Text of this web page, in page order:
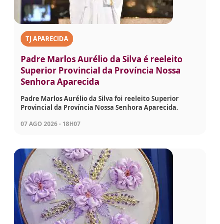
TJ APARECIDA
Padre Marlos Aurélio da Silva é reeleito
Superior Provincial da Província Nossa
Senhora Aparecida
Padre Marlos Aurélio da Silva foi reeleito Superior
Provincial da Província Nossa Senhora Aparecida.
07 AGO 2026 - 18H07